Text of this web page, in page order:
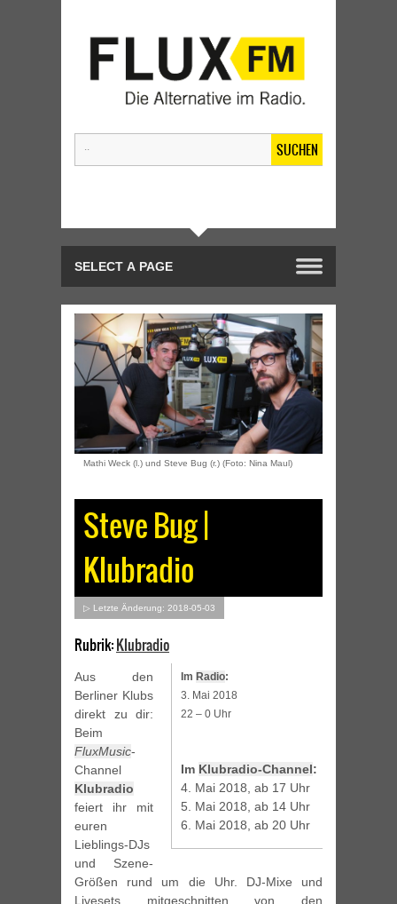
SUCHEN
Mathi Weck (l.) und Steve Bug (r.) (Foto: Nina Maul)
Steve Bug |
Klubradio
▷ Letzte Änderung: 2018-05-03
Rubrik:Klubradio
Im Radio:
3. Mai 2018
22 – 0 Uhr
Im Klubradio-Channel:
4. Mai 2018, ab 17 Uhr
5. Mai 2018, ab 14 Uhr
6. Mai 2018, ab 20 Uhr
Aus den
Berliner Klubs
direkt zu dir:
Beim
FluxMusic-
Channel
Klubradio
feiert ihr mit
euren
Lieblings-DJs
und Szene-
Größen rund um die Uhr. DJ-Mixe und
Livesets mitgeschnitten von den